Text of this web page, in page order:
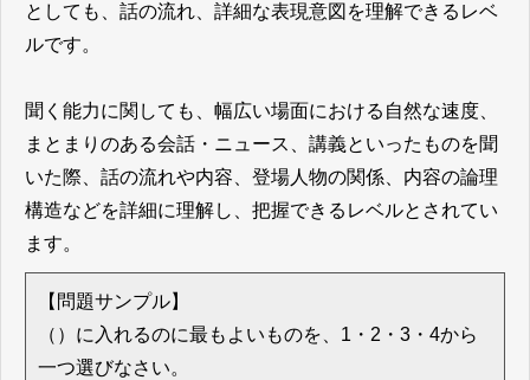
としても、話の流れ、詳細な表現意図を理解できるレベ
ルです。
聞く能力に関しても、幅広い場面における自然な速度、
まとまりのある会話・ニュース、講義といったものを聞
いた際、話の流れや内容、登場人物の関係、内容の論理
構造などを詳細に理解し、把握できるレベルとされてい
ます。
【問題サンプル】
（）に入れるのに最もよいものを、1・2・3・4から
一つ選びなさい。